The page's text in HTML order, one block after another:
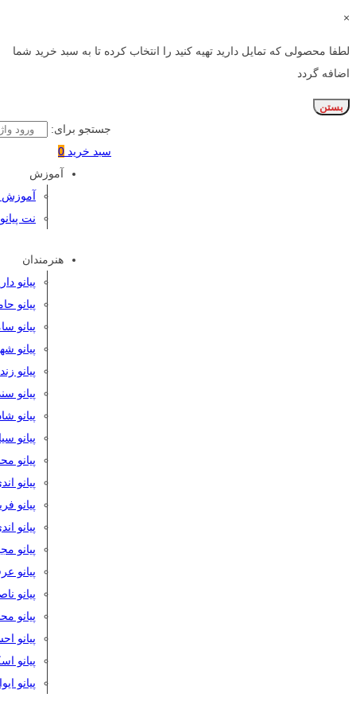
×
لطفا محصولی که تمایل دارید تهیه کنید را انتخاب کرده تا به سبد خرید شما
اضافه گردد
بستن
جستجو برای:
سبد خرید 0
آموزش
آموزش
نت پیانو
هنرمندان
پیانو
پیانو
پیانو
پیانو
پیانو
پیانو
پیانو
پیانو
پیانو
پیانو
پیانو
پیانو
پیانو
پیانو
پیانو
پیانو
پیانو
پیانو
پیانو